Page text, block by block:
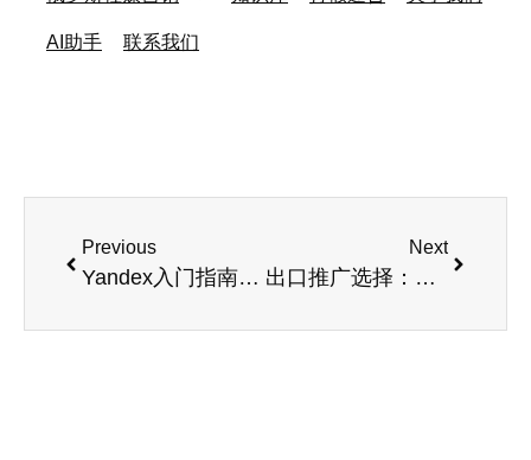
AI助手 联系我们
Previous
Yandex入门指南：5步掌握俄罗斯最大搜索引擎
Next
出口推广选择：俄罗斯引擎Yandex与Bing优缺点对比